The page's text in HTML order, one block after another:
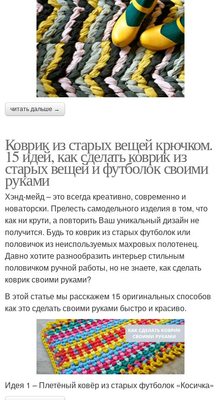
читать дальше →
Коврик из старых вещей крючком.
15 идей, как сделать коврик из
старых вещей и футболок своими
руками
Хэнд-мейд – это всегда креативно, современно и
новаторски. Прелесть самодельного изделия в том, что
как ни крути, а повторить Ваш уникальный дизайн не
получится. Будь то коврик из старых футболок или
половичок из неиспользуемых махровых полотенец.
Давно хотите разнообразить интерьер стильным
половичком ручной работы, но не знаете, как сделать
коврик своими руками?
В этой статье мы расскажем 15 оригинальных способов
как это сделать своими руками быстро и красиво.
Идея 1 – Плетёный ковёр из старых футболок «Косичка»